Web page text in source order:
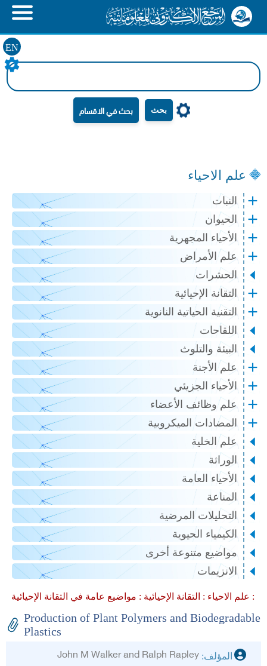
EN
بحث
علم الاحياء
النبات
الحيوان
الأحياء المجهرية
علم الأمراض
الحشرات
التقانة الإحيائية
التقنية الحياتية النانوية
اللقاحات
البيئة والتلوث
علم الأجنة
الأحياء الجزيئي
علم وظائف الأعضاء
المضادات الميكروبية
علم الخلية
الوراثة
الأحياء العامة
المناعة
التحليلات المرضية
الكيمياء الحيوية
مواضيع متنوعة أخرى
الانزيمات
علم الاحياء : التقانة الإحيائية : مواضيع عامة في التقانة الإحيائية :
Production of Plant Polymers and Biodegradable
Plastics
المؤلف: John M Walker and Ralph Rapley